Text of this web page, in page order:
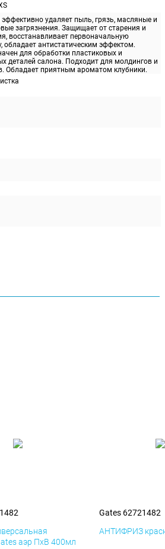
эффективно удаляет пыль, грязь, масляные и
загрязнения. Защищает от старения и
восстанавливает первоначальную
обладает антистатическим эффектом.
для обработки пластиковых и
деталей салона. Подходит для молдингов и
Обладает приятным ароматом клубники.
аэр ПхВ 400мл
Gates 62721482
АНТИФРИЗ